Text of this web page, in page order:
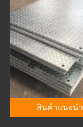
สินค้าแนะนำ